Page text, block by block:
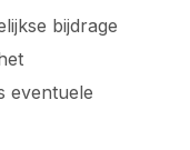
bijdrage
eventuele